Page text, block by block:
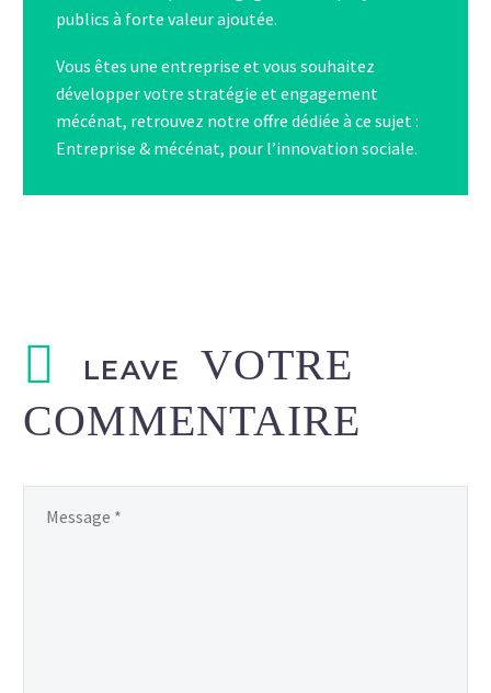
publics à forte valeur ajoutée.
Vous êtes une entreprise et vous souhaitez
développer votre stratégie et engagement
mécénat, retrouvez notre offre dédiée à ce sujet :
Entreprise & mécénat, pour l’innovation sociale.
LEAVE